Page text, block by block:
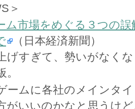
＞
ム市場をめぐる３つの
（日本経済新聞）
げすぎて、勢いがなく
ームに各社のメインタ
がいいのかなと思うけ